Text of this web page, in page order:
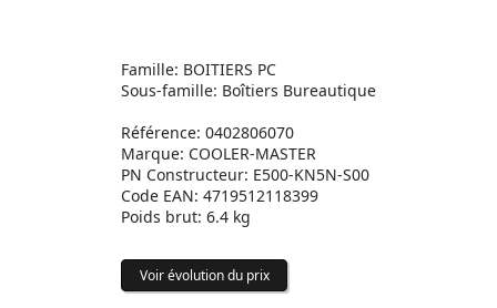
Famille: BOITIERS PC
Sous-famille: Boîtiers Bureautique
Référence: 0402806070
Marque: COOLER-MASTER
PN Constructeur: E500-KN5N-S00
Code EAN: 4719512118399
Poids brut: 6.4 kg
Voir évolution du prix